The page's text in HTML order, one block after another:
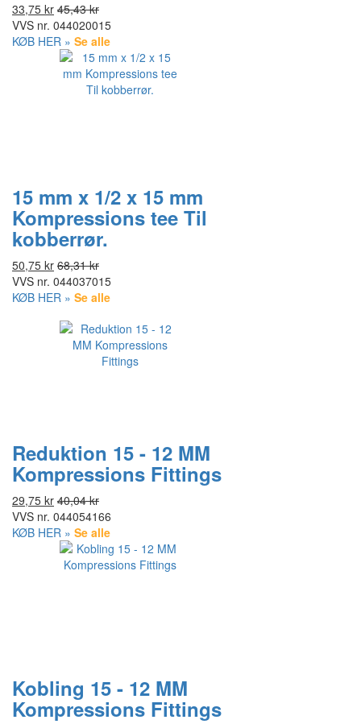
33,75 kr 45,43 kr
VVS nr. 044020015
KØB HER » Se alle
15 mm x 1/2 x 15 mm
Kompressions tee Til
kobberrør.
50,75 kr 68,31 kr
VVS nr. 044037015
KØB HER » Se alle
Reduktion 15 - 12 MM
Kompressions Fittings
29,75 kr 40,04 kr
VVS nr. 044054166
KØB HER » Se alle
Kobling 15 - 12 MM
Kompressions Fittings